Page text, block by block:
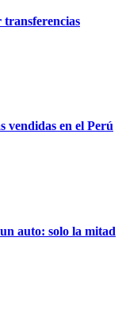
vendidas en el Perú
auto: solo la mitad